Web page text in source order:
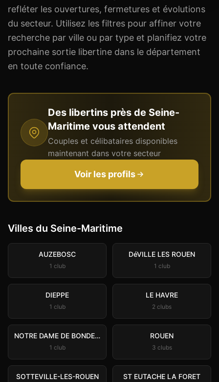
refléter les ouvertures, fermetures et évolutions
du secteur. Utilisez les filtres pour affiner votre
recherche par ville ou par type et planifiez votre
prochaine sortie libertine dans le département
en toute confiance.
Des libertins près de Seine-
Maritime vous attendent
Couples et célibataires disponibles
maintenant dans votre secteur
Voir les profils
Villes du Seine-Maritime
AUZEBOSC
1 club
DéVILLE LES ROUEN
1 club
DIEPPE
1 club
LE HAVRE
2 clubs
NOTRE DAME DE BONDEVILLE
1 club
ROUEN
3 clubs
SOTTEVILLE-LES-ROUEN ST EUTACHE LA FORET